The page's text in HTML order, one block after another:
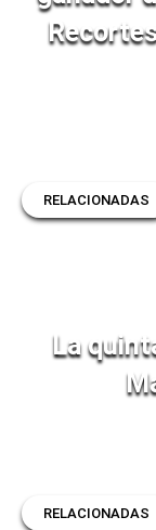
RELACIONADAS
La
RELACIONADAS